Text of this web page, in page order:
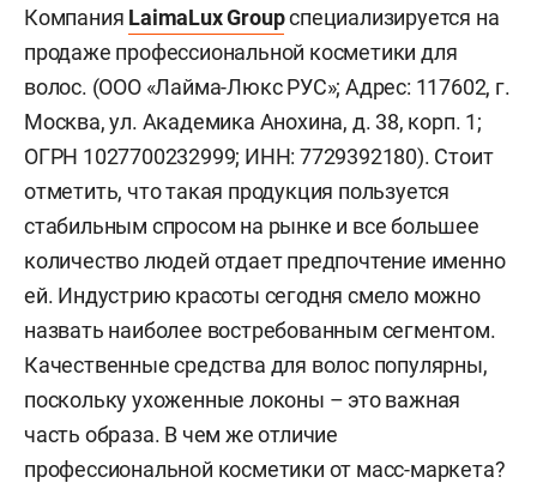
Компания LaimaLux Groupспециализируется на
продаже профессиональной косметики для
волос. (ООО «Лайма-Люкс РУС»; Адрес: 117602, г.
Москва, ул. Академика Анохина, д. 38, корп. 1;
ОГРН 1027700232999; ИНН: 7729392180). Стоит
отметить, что такая продукция пользуется
стабильным спросом на рынке и все большее
количество людей отдает предпочтение именно
ей. Индустрию красоты сегодня смело можно
назвать наиболее востребованным сегментом.
Качественные средства для волос популярны,
поскольку ухоженные локоны – это важная
часть образа. В чем же отличие
профессиональной косметики от масс-маркета?